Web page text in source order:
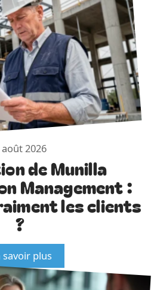
août 2026
de Munilla
Management :
les clients
?
savoir plus